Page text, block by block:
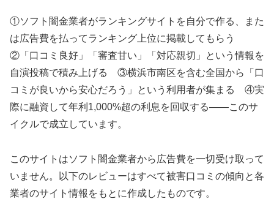
①ソフト闇金業者がランキングサイトを自分で作る、また
は広告費を払ってランキング上位に掲載してもらう
②「口コミ良好」「審査甘い」「対応親切」という情報を
自演投稿で積み上げる ③横浜市南区を含む全国から「口
コミが良いから安心だろう」という利用者が集まる ④実
際に融資して年利1,000%超の利息を回収する——このサ
イクルで成立しています。
このサイトはソフト闇金業者から広告費を一切受け取って
いません。以下のレビューはすべて被害口コミの傾向と各
業者のサイト情報をもとに作成したものです。